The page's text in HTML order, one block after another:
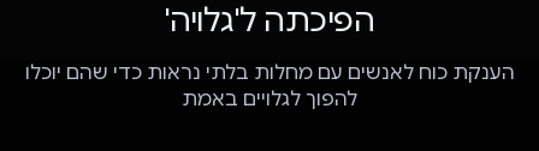
הפיכתה ל'גלויה'
הענקת כוח לאנשים עם מחלות בלתי נראות כדי שהם יוכלו
להפוך לגלויים באמת